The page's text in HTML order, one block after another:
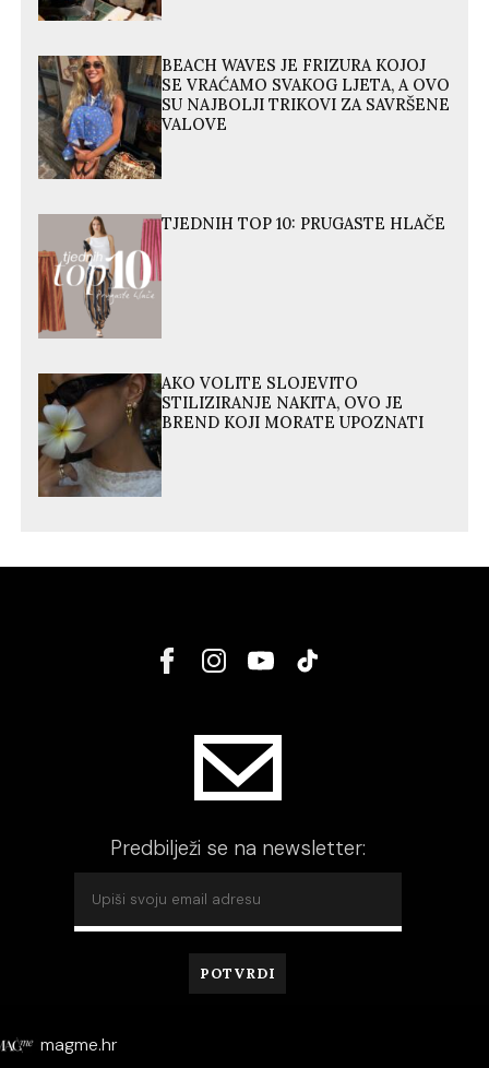
BEACH WAVES JE FRIZURA KOJOJ
SE VRAĆAMO SVAKOG LJETA, A OVO
SU NAJBOLJI TRIKOVI ZA SAVRŠENE
VALOVE
TJEDNIH TOP 10: PRUGASTE HLAČE
AKO VOLITE SLOJEVITO
STILIZIRANJE NAKITA, OVO JE
BREND KOJI MORATE UPOZNATI
Predbilježi se na newsletter:
magme.hr